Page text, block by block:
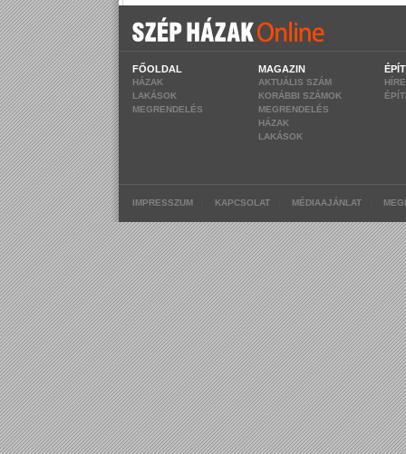
FŐOLDAL
HÁZAK
LAKÁSOK
MEGRENDELÉS
MAGAZIN
AKTUÁLIS SZÁM
KORÁBBI SZÁMOK
MEGRENDELÉS
HÁZAK
LAKÁSOK
IMPRESSZUM KAPCSOLAT MÉDIAAJÁNLAT